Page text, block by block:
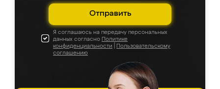
Отправить
Я соглашаюсь на передачу персональных
данных согласно Политике
конфиденциальности
Пользовательскому
соглашению